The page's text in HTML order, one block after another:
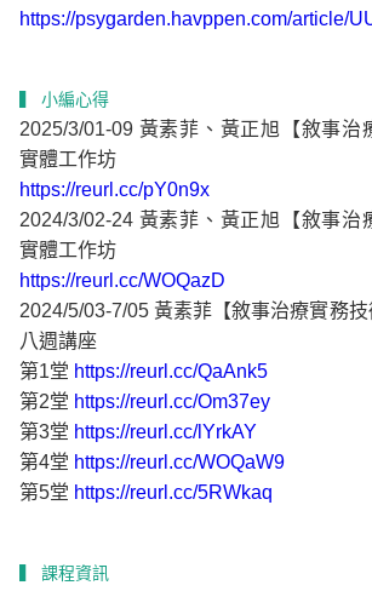
https://psygarden.havppen.com/article/
▍ 小編心得
2025/3/01-09 黃素菲、黃正旭【敘事治
實體工作坊
https://reurl.cc/pY0n9x
2024/3/02-24 黃素菲、黃正旭【敘事治
實體工作坊
https://reurl.cc/WOQazD
2024/5/03-7/05 黃素菲【敘事治療實務
八週講座
第1堂 https://reurl.cc/QaAnk5
第2堂 https://reurl.cc/Om37ey
第3堂 https://reurl.cc/lYrkAY
第4堂 https://reurl.cc/WOQaW9
第5堂 https://reurl.cc/5RWkaq
▍ 課程資訊